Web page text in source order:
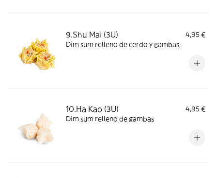
9.Shu Mai (3U)
4,95 €
Dim sum relleno de cerdo y gambas
10.Ha Kao (3U)
4,95 €
Dim sum relleno de gambas